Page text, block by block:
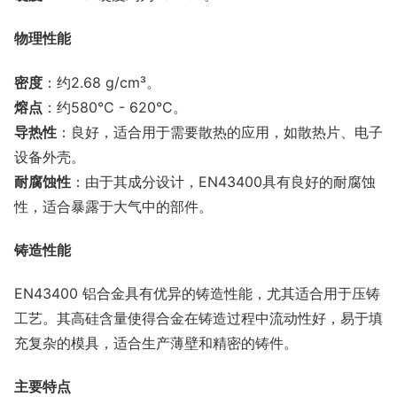
物理性能
密度 ：约2.68 g/cm³。
熔点 ：约580°C - 620°C。
导热性 ：良好，适合用于需要散热的应用，如散热片、电子
设备外壳。
耐腐蚀性 ：由于其成分设计，EN43400具有良好的耐腐蚀
性，适合暴露于大气中的部件。
铸造性能
EN43400 铝合金具有优异的铸造性能，尤其适合用于压铸
工艺。其高硅含量使得合金在铸造过程中流动性好，易于填
充复杂的模具，适合生产薄壁和精密的铸件。
主要特点